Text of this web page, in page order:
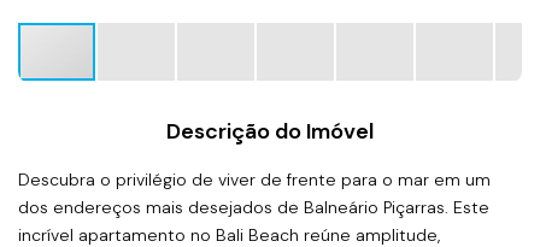
Descrição do Imóvel
Descubra o privilégio de viver de frente para o mar em um
dos endereços mais desejados de Balneário Piçarras. Este
incrível apartamento no Bali Beach reúne amplitude,